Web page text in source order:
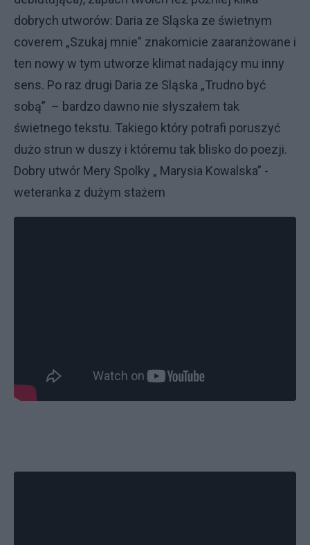
dobrych utworów: Daria ze Sląska ze świetnym
coverem „Szukaj mnie” znakomicie zaaranżowane i
ten nowy w tym utworze klimat nadający mu inny
sens. Po raz drugi Daria ze Sląska „Trudno być
sobą” – bardzo dawno nie słyszałem tak
świetnego tekstu. Takiego który potrafi poruszyć
dużo strun w duszy i któremu tak blisko do poezji.
Dobry utwór Mery Spolky „ Marysia Kowalska” -
weteranka z dużym stażem